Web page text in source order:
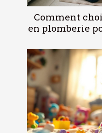
Comment
en plomberie